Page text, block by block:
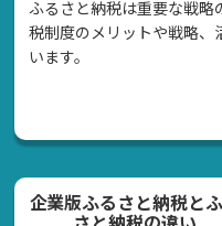
ふるさと納税は重要な戦略
税制度のメリットや戦略、
います。
企業版ふるさと納税と